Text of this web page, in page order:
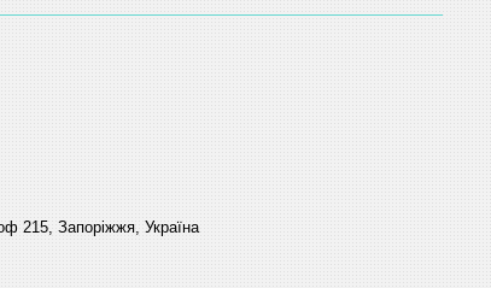
215, Запоріжжя, Україна